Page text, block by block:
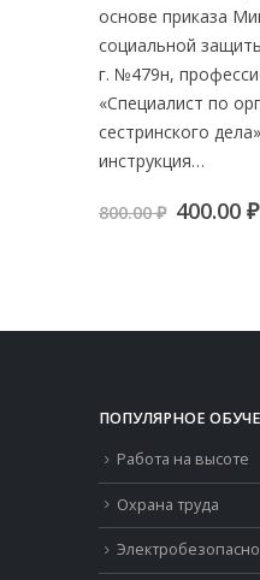
основе приказа
социальной
г. №479н,
«Специалист по
сестринского
инструкция…
800.00₽ 400.00₽
ПОПУЛЯРНОЕ
Работа на высоте
Охрана труда